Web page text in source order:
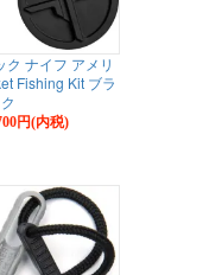
ナイフ アメリ
Fishing Kit ブラ
円(内税)